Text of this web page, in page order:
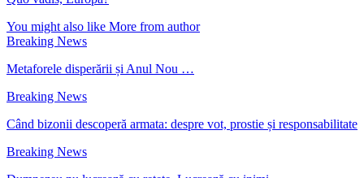
You might also like More from author
Breaking News
Metaforele disperării și Anul Nou …
Breaking News
Când bizonii descoperă armata: despre vot, prostie și responsabilitate
Breaking News